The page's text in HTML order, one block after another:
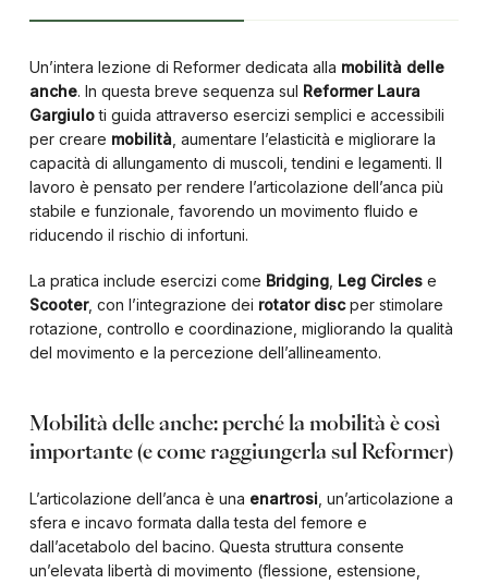
Un’intera lezione di Reformer dedicata alla mobilità delle
anche. In questa breve sequenza sul Reformer Laura
Gargiuloti guida attraverso esercizi semplici e accessibili
per creare mobilità , aumentare l’elasticità e migliorare la
capacità di allungamento di muscoli, tendini e legamenti. Il
lavoro è pensato per rendere l’articolazione dell’anca più
stabile e funzionale, favorendo un movimento fluido e
riducendo il rischio di infortuni.
La pratica include esercizi come Bridging, Leg Circlese
Scooter, con l’integrazione dei rotator discper stimolare
rotazione, controllo e coordinazione, migliorando la qualità
del movimento e la percezione dell’allineamento.
Mobilità delle anche: perché la mobilità è così
importante (e come raggiungerla sul Reformer)
L’articolazione dell’anca è una enartrosi , un’articolazione a
sfera e incavo formata dalla testa del femore e
dall’acetabolo del bacino. Questa struttura consente
un’elevata libertà di movimento (flessione, estensione,